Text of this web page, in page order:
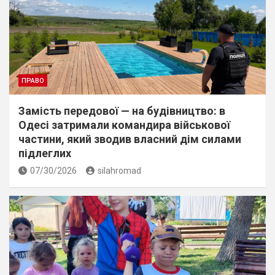
ПРАВО
Замість передової — на будівництво: в
Одесі затримали командира військової
частини, який зводив власний дім силами
підлеглих
07/30/2026 silahromad